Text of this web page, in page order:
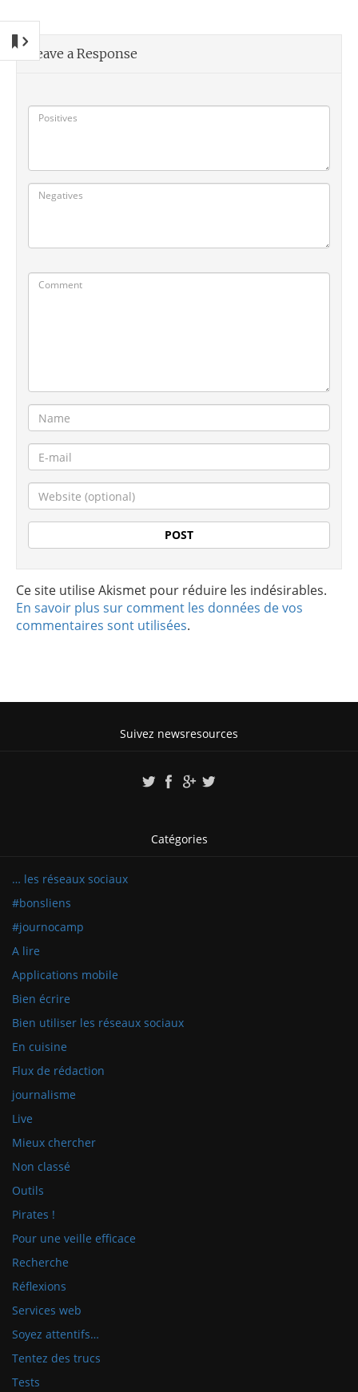
Leave a Response
Ce site utilise Akismet pour réduire les indésirables.
En savoir plus sur comment les données de vos
commentaires sont utilisées.
Suivez newsresources
Catégories
… les réseaux sociaux
#bonsliens
#journocamp
A lire
Applications mobile
Bien écrire
Bien utiliser les réseaux sociaux
En cuisine
Flux de rédaction
journalisme
Live
Mieux chercher
Non classé
Outils
Pirates !
Pour une veille efficace
Recherche
Réflexions
Services web
Soyez attentifs…
Tentez des trucs
Tests